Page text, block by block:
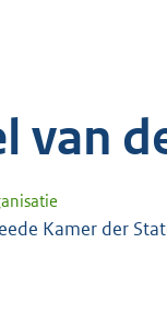
van
Kamer der